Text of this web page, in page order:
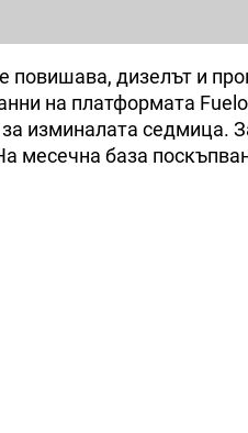
дизелът и
на платформата
изминалата седмица.
месечна база